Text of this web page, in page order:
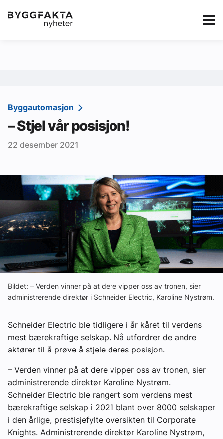
Kategorier Jobbmarkedet Annonsere i
Redaksjonen
Om Byggfakta
Annonsere
Kontakt oss
Tips oss
Ledige stillinger
eBlad
Aktivitetskalender
Bransjekommentar
Nyheter
Aktuelle prosjekter
Byggautomasjon
– Stjel vår posisjon!
22 desember 2021
Bildet: – Verden vinner på at dere vipper oss av tronen, sier
administrerende direktør i Schneider Electric, Karoline Nystrøm.
Schneider Electric ble tidligere i år kåret til verdens
mest bærekraftige selskap. Nå utfordrer de andre
aktører til å prøve å stjele deres posisjon.
– Verden vinner på at dere vipper oss av tronen, sier
administrerende direktør Karoline Nystrøm.
Schneider Electric ble rangert som verdens mest
bærekraftige selskap i 2021 blant over 8000 selskaper
i den årlige, prestisjefylte oversikten til Corporate
Knights. Administrerende direktør Karoline Nystrøm,